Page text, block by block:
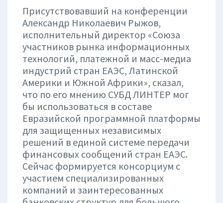
Присутствовавший на конференции
Александр Николаевич Рыжов,
исполнительный директор «Союза
участников рынка информационных
технологий, платежной и масс-медиа
индустрий стран ЕАЭС, Латинской
Америки и Южной Африки», сказал,
что по его мнению СУБД ЛИНТЕР мог
бы использоваться в составе
Евразийской программной платформы
для защищенных независимых
решений в единой системе передачи
финансовых сообщений стран ЕАЭС.
Сейчас формируется консорциум с
участием специализированных
компаний и заинтересованных